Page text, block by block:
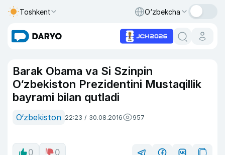
Toshkent O‘zbekcha
Barak Obama va Si Szinpin
O‘zbekiston Prezidentini Mustaqillik
bayrami bilan qutladi
O‘zbekiston 22:23 / 30.08.2016 957
0 0